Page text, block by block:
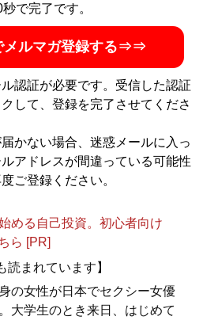
で完了です。
メルマガ登録する⇒⇒
認証が必要です。受信した認証
して、登録を完了させてくださ
かない場合、迷惑メールに入っ
アドレスが間違っている可能性
ご登録ください。
める自己投資。初心者向け
ら [PR]
読まれています】
の女性が日本でセクシー女優
大学生のとき来日、はじめて